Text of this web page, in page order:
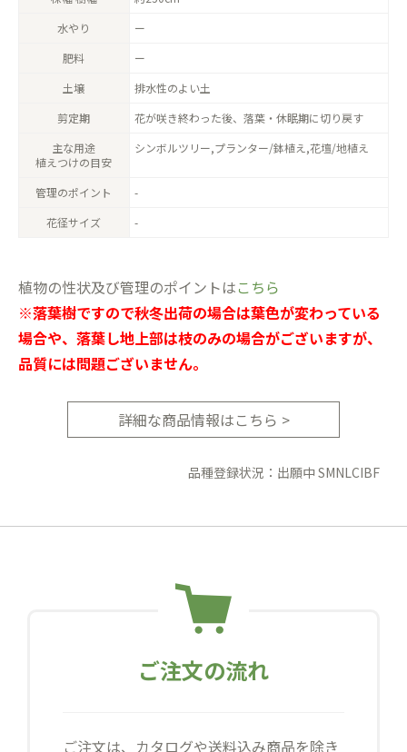
水やり
ー
肥料
ー
土壌
排水性のよい土
剪定期
花が咲き終わった後、落葉・休眠期に切り戻す
主な用途
植えつけの目安
シンボルツリー,プランター/鉢植え,花壇/地植え
管理のポイント
-
花径サイズ
-
植物の性状及び管理のポイントはこちら
※落葉樹ですので秋冬出荷の場合は葉色が変わっている
場合や、落葉し地上部は枝のみの場合がございますが、
品質には問題ございません。
詳細な商品情報はこちら >
品種登録状況：出願中 SMNLCIBF
ご注文の流れ
ご注文は、カタログや送料込み商品を除き